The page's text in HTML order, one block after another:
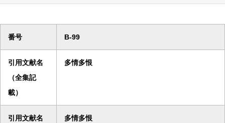
番号 B-99
引用文献名
（全集記
載）
多情多恨
引用文献名 多情多恨